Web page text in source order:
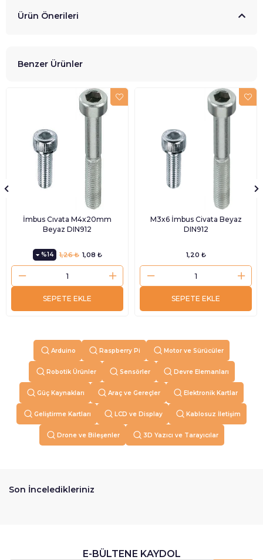
Ürün Önerileri
Benzer Ürünler
İmbus Cıvata M4x20mm
Beyaz DIN912
%14 1,08 ₺
1,26 ₺
SEPETE EKLE
M3x6 İmbus Civata Beyaz
DIN912
1,20 ₺
SEPETE EKLE
Arduino Raspberry Pi Motor ve Sürücüler
Robotik Ürünler Sensörler Devre Elemanları
Güç Kaynakları Araç ve Gereçler Elektronik Kartlar
Geliştirme Kartları LCD ve Display Kablosuz İletişim
Drone ve Bileşenler 3D Yazıcı ve Tarayıcılar
Son İnceledikleriniz
E-BÜLTENE KAYDOL